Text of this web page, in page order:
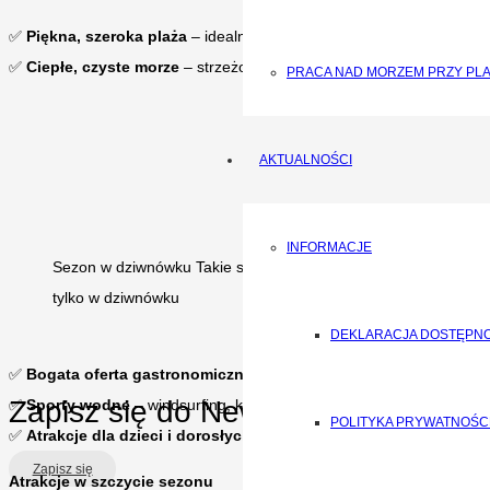
PRACA NAD MORZEM PRZY
AKTUALNOŚCI
INFORMACJE
DEKLARACJA
POLITYKA
✅ Piękna, szeroka plaża – idealna do opalania, kąpieli i długich
✅ Ciepłe, czyste morze – strzeżone kąpieliska zapewniają
Sezon w dziwnówku Takie słońce
tylko w dziwnówku
✅ Bogata oferta gastronomiczna
✅Sporty wodne– windsurfing, kajaki, rejsy statkiem po Bałtyku i
✅ Atrakcje dla dzieci i dorosłych – wesołe miasteczka, koncerty
Atrakcje w szczycie sezonu
Zapisz się do Newslettera
Zapisz się